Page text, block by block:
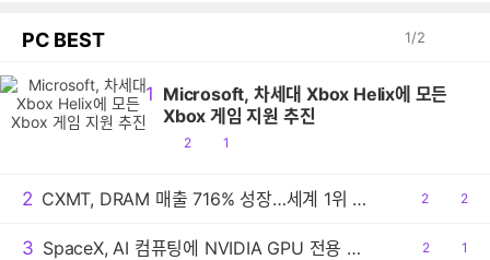
PC BEST 1/2
1 Microsoft, 차세대 Xbox Helix에 모든
Xbox 게임 지원 추진
공
2
댓1
2 CXMT, DRAM 매출 716% 성장…세계 1위 기록
공
2
댓
2
3 SpaceX, AI 컴퓨팅에 NVIDIA GPU 전용 사용
공
2
댓1